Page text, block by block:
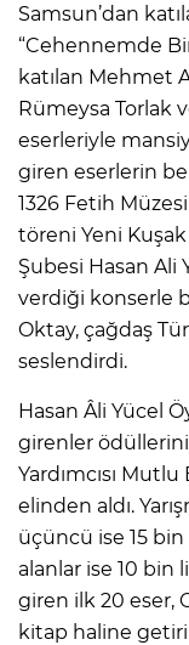
Samsun’dan
“Cehennemde
katılan Mehmet
Rümeysa Torlak
eserleriyle
giren eserlerin
1326 Fetih
töreni Yeni
Şubesi Hasan Ali
verdiği konserle
Oktay, çağdaş
seslendirdi.
Hasan Âli Yücel
girenler
Yardımcısı
elinden aldı.
üçüncü ise 15
alanlar ise 10 bin
giren ilk 20 eser,
kitap haline